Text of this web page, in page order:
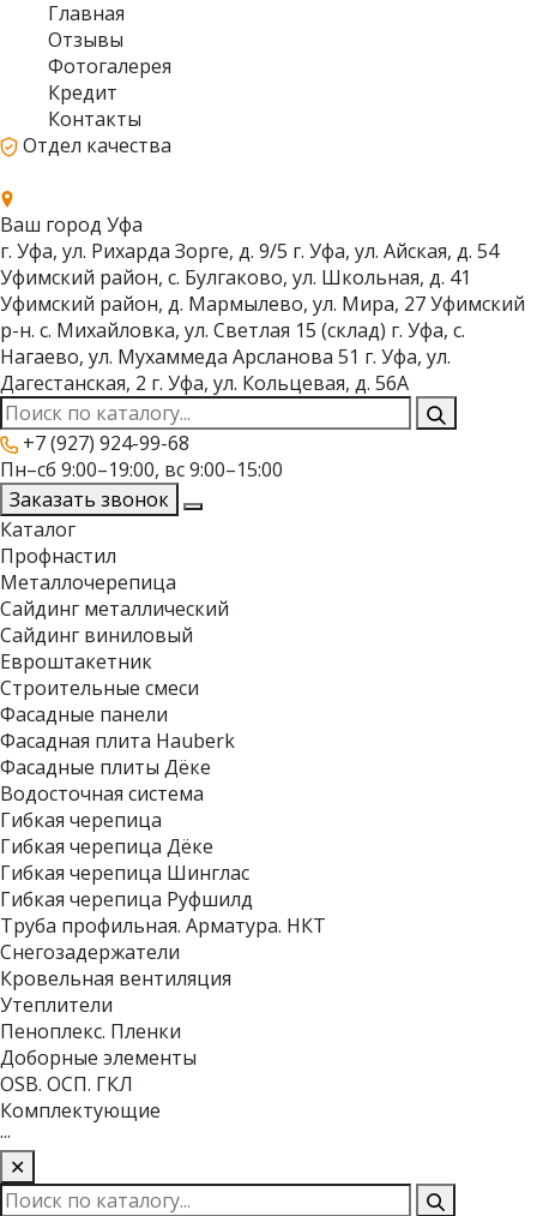
Главная
Отзывы
Фотогалерея
Кредит
Контакты
Отдел качества
Ваш город Уфа
г. Уфа, ул. Рихарда Зорге, д. 9/5 г. Уфа, ул. Айская, д. 54
Уфимский район, с. Булгаково, ул. Школьная, д. 41
Уфимский район, д. Мармылево, ул. Мира, 27Уфимский
р-н. с. Михайловка, ул. Светлая 15 (склад) г. Уфа, с.
Нагаево, ул. Мухаммеда Арсланова 51 г. Уфа, ул.
Дагестанская, 2 г. Уфа, ул. Кольцевая, д. 56А
+7 (927) 924-99-68
Пн–сб 9:00–19:00, вс 9:00–15:00
Заказать звонок
Каталог
Профнастил
Металлочерепица
Сайдинг металлический
Сайдинг виниловый
Евроштакетник
Строительные смеси
Фасадные панели
Фасадная плита Hauberk
Фасадные плиты Дёке
Водосточная система
Гибкая черепица
Гибкая черепица Дёке
Гибкая черепица Шинглас
Гибкая черепица Руфшилд
Труба профильная. Арматура. НКТ
Снегозадержатели
Кровельная вентиляция
Утеплители
Пеноплекс. Пленки
Доборные элементы
OSB. ОСП. ГКЛ
Комплектующие
···
✕